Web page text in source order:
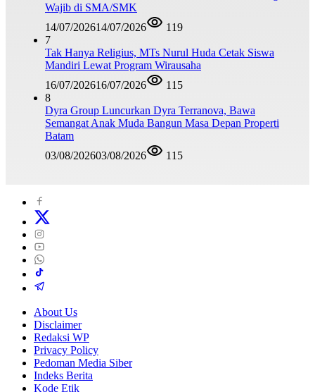
Wajib di SMA/SMK
14/07/202614/07/2026
119
7
Tak Hanya Religius, MTs Nurul Huda Cetak Siswa
Mandiri Lewat Program Wirausaha
16/07/202616/07/2026
115
8
Dyra Group Luncurkan Dyra Terranova, Bawa
Semangat Anak Muda Bangun Masa Depan Properti
Batam
03/08/202603/08/2026 115
About Us
Disclaimer
Redaksi WP
Privacy Policy
Pedoman Media Siber
Indeks Berita
Kode Etik